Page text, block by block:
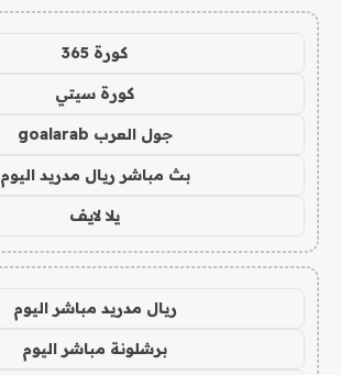
كورة 365
كورة سيتي
جول العرب goalarab
بث مباشر ريال مدريد اليوم
يلا لايف
ريال مدريد مباشر اليوم
برشلونة مباشر اليوم